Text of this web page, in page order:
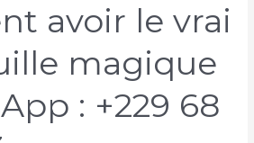
avoir le vrai
magique
: +229 68